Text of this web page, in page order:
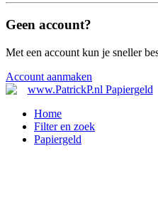
Geen account?
Met een account kun je sneller
Account aanmaken
Home
Filter en zoek
Papiergeld